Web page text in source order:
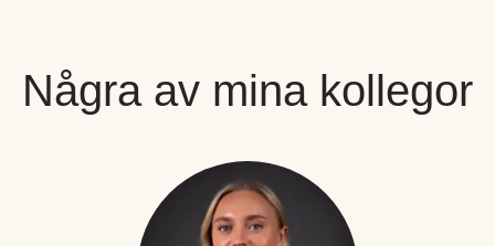
Några av mina kollegor